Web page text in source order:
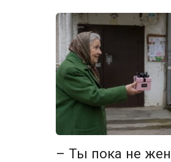
– Ты пока не